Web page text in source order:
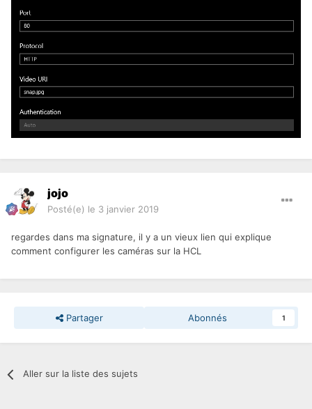
jojo
Posté(e) le 3 janvier 2019
regardes dans ma signature, il y a un vieux lien qui explique
comment configurer les caméras sur la HCL
Partager Abonnés 1
Aller sur la liste des sujets